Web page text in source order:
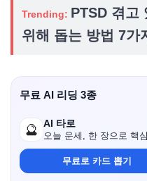
Trending: PTSD 겪고
위해 돕는 방법 7가
무료 AI 리딩 3종
🔮 AI 타로
오늘 운세, 한 장으로 핵
무료로 카드 뽑기